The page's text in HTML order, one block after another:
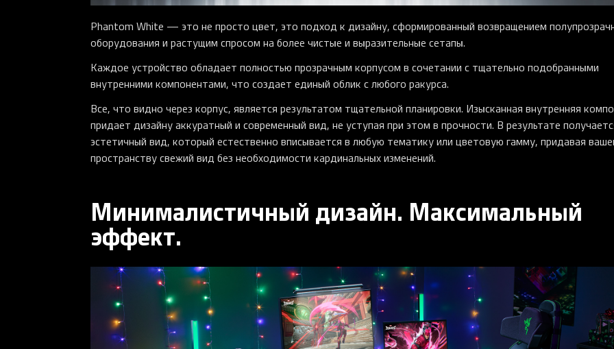
Phantom White — это не просто цвет, это подход к дизайну, сформированный возвращением
оборудования и растущим спросом на более чистые и выразительные сетапы.
Каждое устройство обладает полностью прозрачным корпусом в сочетании с тщательно подобранными
внутренними компонентами, что создает единый облик с любого ракурса.
Все, что видно через корпус, является результатом тщательной планировки. Изысканная внутренняя
придает дизайну аккуратный и современный вид, не уступая при этом в прочности. В результате
эстетичный вид, который естественно вписывается в любую тематику или цветовую гамму, придавая
пространству свежий вид без необходимости кардинальных изменений.
Минималистичный дизайн. Максимальный
эффект.